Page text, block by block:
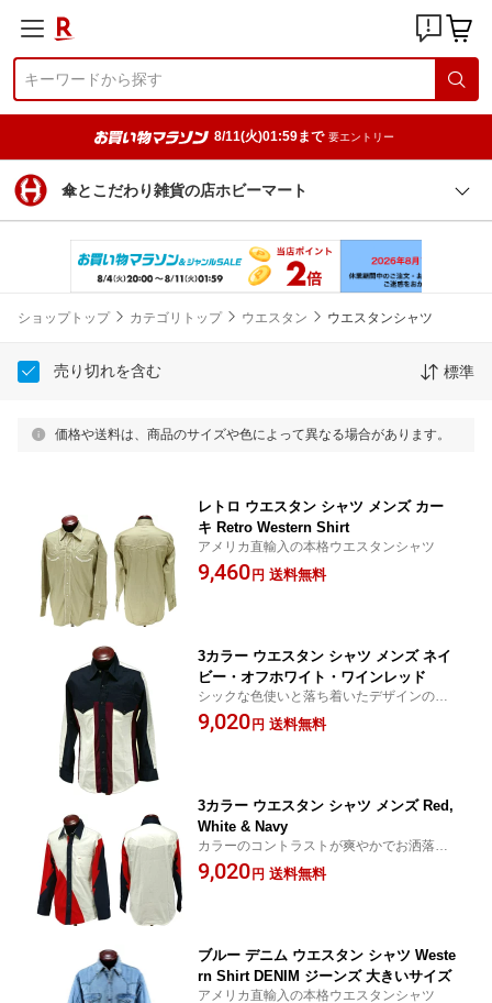
8/11(火)01:59まで 要エントリー
傘とこだわり雑貨の店ホビーマート
ショップトップ カテゴリトップ ウエスタン ウエスタンシャツ
売り切れを含む 標準
価格や送料は、商品のサイズや色によって異なる場合があります。
レトロ ウエスタン シャツ メンズ カー
キ Retro Western Shirt
アメリカ直輸入の本格ウエスタンシャツ
9,460 円 送料無料
3カラー ウエスタン シャツ メンズ ネイ
ビー・オフホワイト・ワインレッド
シックな色使いと落ち着いたデザインの本
格ウエスタンシャツ
9,020 円 送料無料
3カラー ウエスタン シャツ メンズ Red,
White & Navy
カラーのコントラストが爽やかでお洒落な
本格ウエスタンシャツ
9,020 円 送料無料
ブルー デニム ウエスタン シャツ Weste
rn Shirt DENIM ジーンズ 大きいサイズ
アメリカ直輸入の本格ウエスタンシャツ